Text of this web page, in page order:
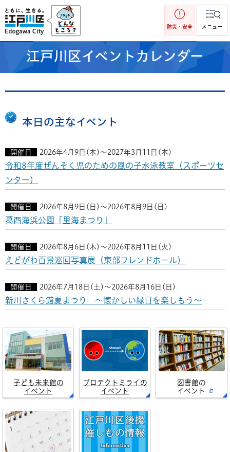
江戸川区
防災・安全 メニュー
江戸川区イベントカレンダー
本日の主なイベント
開催日 2026年4月9日(木)～2027年3月11日(木)
令和8年度ぜんそく児のための風の子水泳教室（スポーツセ
ンター）
開催日 2026年8月9日(日)～2026年8月9日(日)
葛西海浜公園「里海まつり」
開催日 2026年8月6日(木)～2026年8月11日(火)
えどがわ百景巡回写真展（東部フレンドホール）
開催日 2026年7月18日(土)～2026年8月16日(日)
新川さくら館夏まつり ～懐かしい縁日を楽しもう～
子ども未来館の
イベント
プロテクトミライの
イベント
図書館の
イベント